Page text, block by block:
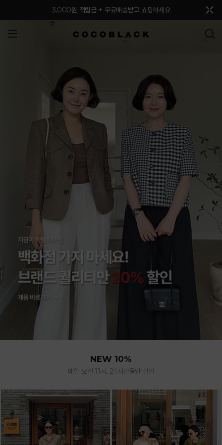
3,000원 적립금 + 무료배송받고 쇼핑하세요
NEW 10%
매일 오전 11시, 24시간동안 할인